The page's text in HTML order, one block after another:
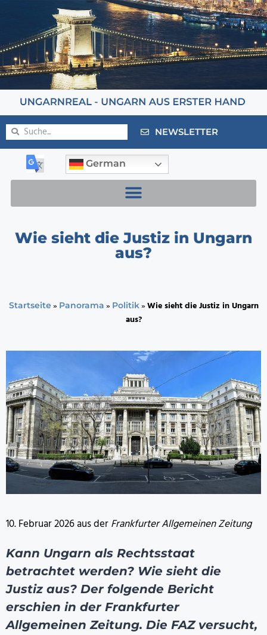
NEWSLETTER
German
Wie sieht die Justiz in Ungarn
aus?
Startseite » Panorama » Politik»Wie sieht die Justiz in Ungarn
aus?
10. Februar 2026 aus derFrankfurter Allgemeinen Zeitung
Kann Ungarn als Rechtsstaat
betrachtet werden? Wie sieht die
Justiz aus? Der folgende Bericht
erschien in der Frankfurter
Allgemeinen Zeitung. Die FAZ versucht,